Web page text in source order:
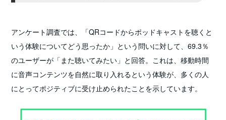
アンケート調査では、「QRコードからポッドキャストを聴くと
いう体験についてどう思ったか」という問いに対して、69.3％
のユーザーが「また聴いてみたい」と回答。これは、移動時間
に音声コンテンツを自然に取り入れるという体験が、多くの人
にとってポジティブに受け止められたことを示しています。